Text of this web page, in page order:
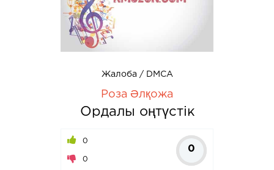
Жалоба / DMCA
Роза Әлқожа
Ордалы оңтүстік
0
0
0